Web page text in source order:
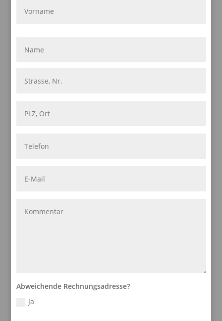
Abweichende Rechnungsadresse?
Ja